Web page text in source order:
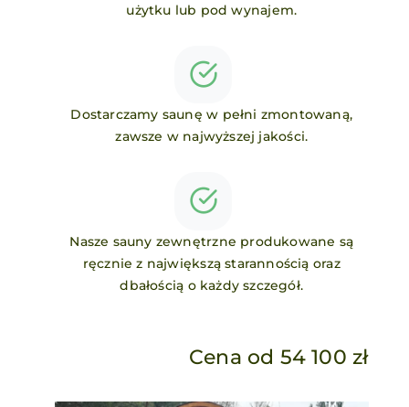
użytku lub pod wynajem.
Dostarczamy saunę w pełni zmontowaną,
zawsze w najwyższej jakości.
Nasze sauny zewnętrzne produkowane są
ręcznie z największą starannością oraz
dbałością o każdy szczegół.
Cena od 54 100 zł